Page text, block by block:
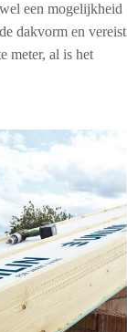
een mogelijkheid
dakvorm en vereist
meter, al is het